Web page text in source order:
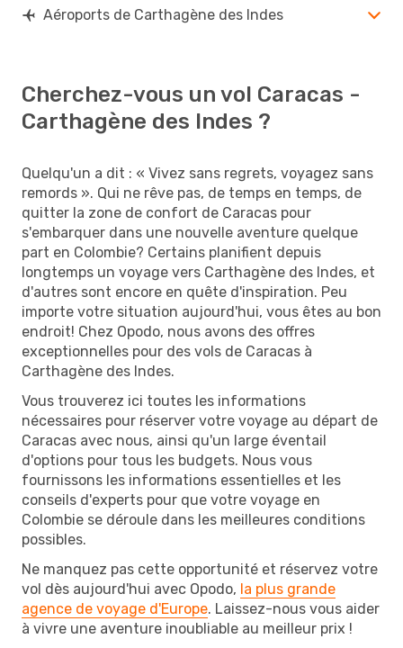
Aéroports de Carthagène des Indes
Cherchez-vous un vol Caracas -
Carthagène des Indes ?
Quelqu'un a dit : « Vivez sans regrets, voyagez sans
remords ». Qui ne rêve pas, de temps en temps, de
quitter la zone de confort de Caracas pour
s'embarquer dans une nouvelle aventure quelque
part en Colombie? Certains planifient depuis
longtemps un voyage vers Carthagène des Indes, et
d'autres sont encore en quête d'inspiration. Peu
importe votre situation aujourd'hui, vous êtes au bon
endroit! Chez Opodo, nous avons des offres
exceptionnelles pour des vols de Caracas à
Carthagène des Indes.
Vous trouverez ici toutes les informations
nécessaires pour réserver votre voyage au départ de
Caracas avec nous, ainsi qu'un large éventail
d'options pour tous les budgets. Nous vous
fournissons les informations essentielles et les
conseils d'experts pour que votre voyage en
Colombie se déroule dans les meilleures conditions
possibles.
Ne manquez pas cette opportunité et réservez votre
vol dès aujourd'hui avec Opodo, la plus grande
agence de voyage d'Europe. Laissez-nous vous aider
à vivre une aventure inoubliable au meilleur prix !